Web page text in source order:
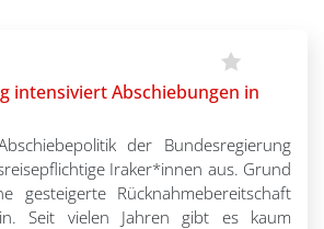
intensiviert Abschiebungen in
der Bundesregierung
Iraker*innen aus. Grund
gesteigerte Rücknahmebereitschaft
Seit vielen Jahren gibt es kaum